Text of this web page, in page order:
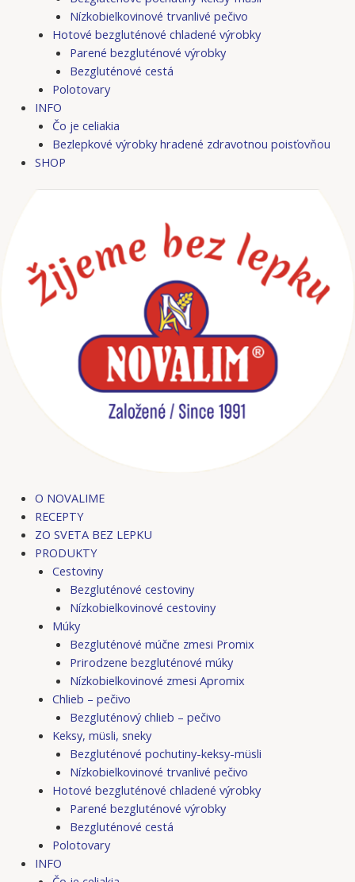
Nízkobielkovinové trvanlivé pečivo
Hotové bezgluténové chladené výrobky
Parené bezgluténové výrobky
Bezgluténové cestá
Polotovary
INFO
Čo je celiakia
Bezlepkové výrobky hradené zdravotnou poisťovňou
SHOP
O NOVALIME
RECEPTY
ZO SVETA BEZ LEPKU
PRODUKTY
Cestoviny
Bezgluténové cestoviny
Nízkobielkovinové cestoviny
Múky
Bezgluténové múčne zmesi Promix
Prirodzene bezgluténové múky
Nízkobielkovinové zmesi Apromix
Chlieb – pečivo
Bezgluténový chlieb – pečivo
Keksy, müsli, sneky
Bezgluténové pochutiny-keksy-müsli
Nízkobielkovinové trvanlivé pečivo
Hotové bezgluténové chladené výrobky
Parené bezgluténové výrobky
Bezgluténové cestá
Polotovary
INFO